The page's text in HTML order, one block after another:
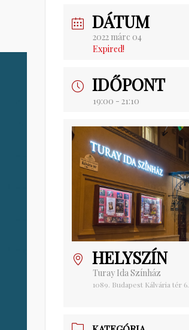
DÁTUM
2022 márc 04
Expired!
IDŐPONT
19:00 - 21:10
HELYSZÍN
Turay Ida Színház
1089. Budapest Kálvária tér 6.